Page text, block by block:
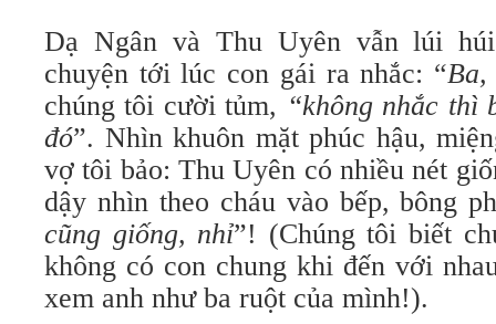
Dạ Ngân và Thu Uyên vẫn lúi
chuyện tới lúc con gái ra nhắc: “
chúng tôi cười tủm, “không nhắc thì
đó”. Nhìn khuôn mặt phúc hậu,
vợ tôi bảo: Thu Uyên có nhiều nét
dậy nhìn theo cháu vào bếp, bông
cũng giống, nhỉ”! (Chúng tôi biết
không có con chung khi đến với
xem anh như ba ruột của mình!).